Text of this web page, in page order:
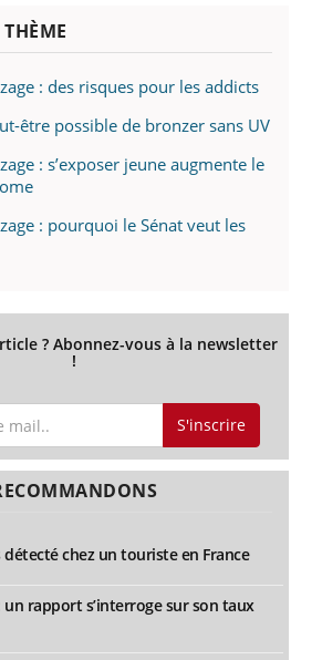
: des risques pour les addicts
être possible de bronzer sans UV
: s’exposer jeune augmente le
: pourquoi le Sénat veut les
? Abonnez-vous à la newsletter
!
S'inscrire
chez un touriste en France
rapport s’interroge sur son taux